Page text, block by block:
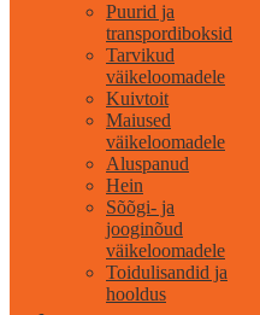
Puurid ja
transpordiboksid
Tarvikud
väikeloomadele
Kuivtoit
Maiused
väikeloomadele
Aluspanud
Hein
Sõõgi- ja
jooginõud
väikeloomadele
Toidulisandid ja
hooldus